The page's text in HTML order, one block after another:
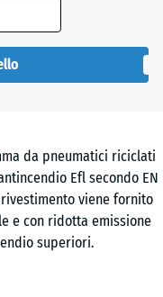
da pneumatici riciclati
Efl secondo EN
rivestimento viene fornito
e con ridotta emissione
superiori.